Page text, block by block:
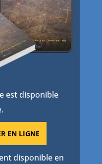
est disponible
EN LIGNE
disponible en